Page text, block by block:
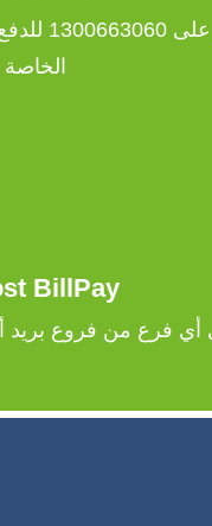
اتصل
BillPay
فرع من فروع بريد